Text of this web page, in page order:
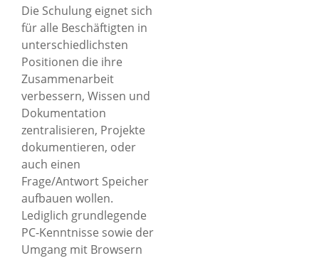
Die Schulung eignet sich
für alle Beschäftigten in
unterschiedlichsten
Positionen die ihre
Zusammenarbeit
verbessern, Wissen und
Dokumentation
zentralisieren, Projekte
dokumentieren, oder
auch einen
Frage/Antwort Speicher
aufbauen wollen.
Lediglich grundlegende
PC-Kenntnisse sowie der
Umgang mit Browsern